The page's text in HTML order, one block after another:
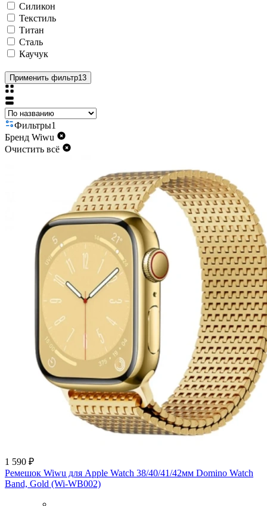
Силикон
Текстиль
Титан
Сталь
Каучук
Применить фильтр13
Фильтры1
Бренд Wiwu
Очистить всё
1 590 ₽
Ремешок Wiwu для Apple Watch 38/40/41/42мм Domino Watch
Band, Gold (Wi-WB002)